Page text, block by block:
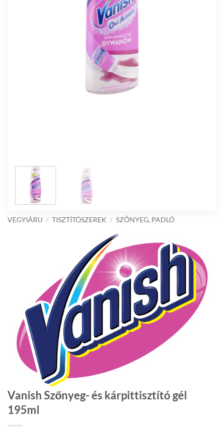
VEGYIÁRU / TISZTÍTÓSZEREK / SZŐNYEG, PADLÓ
Vanish Szőnyeg- és kárpittisztító gél
195ml